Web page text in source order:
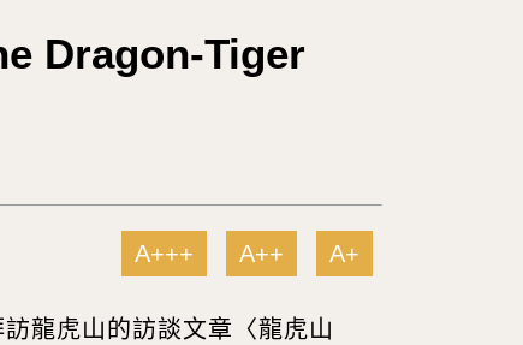
Dragon-Tiger
A+++ A++ A+
龍虎山的訪談文章〈龍虎山